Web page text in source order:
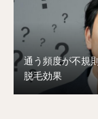
通う頻度が不規
脱毛効果